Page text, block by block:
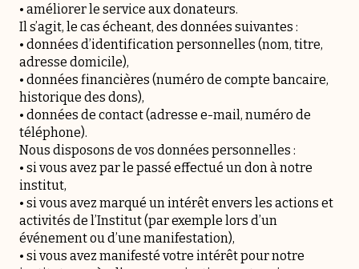
• améliorer le service aux donateurs.
Il s’agit, le cas écheant, des données suivantes :
• données d’identification personnelles (nom, titre,
adresse domicile),
• données financières (numéro de compte bancaire,
historique des dons),
• données de contact (adresse e-mail, numéro de
téléphone).
Nous disposons de vos données personnelles :
• si vous avez par le passé effectué un don à notre
institut,
• si vous avez marqué un intérêt envers les actions et
activités de l’Institut (par exemple lors d’un
événement ou d’une manifestation),
• si vous avez manifesté votre intérêt pour notre